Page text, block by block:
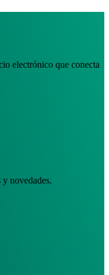
electrónico que conecta
novedades.